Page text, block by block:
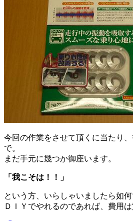
今回の作業をさせて頂くに当たり
で。
まだ手元に幾つか御座います。
「我こそは！！」
という方、いらしゃいましたら如何
ＤＩＹでやれるのであれば、費用